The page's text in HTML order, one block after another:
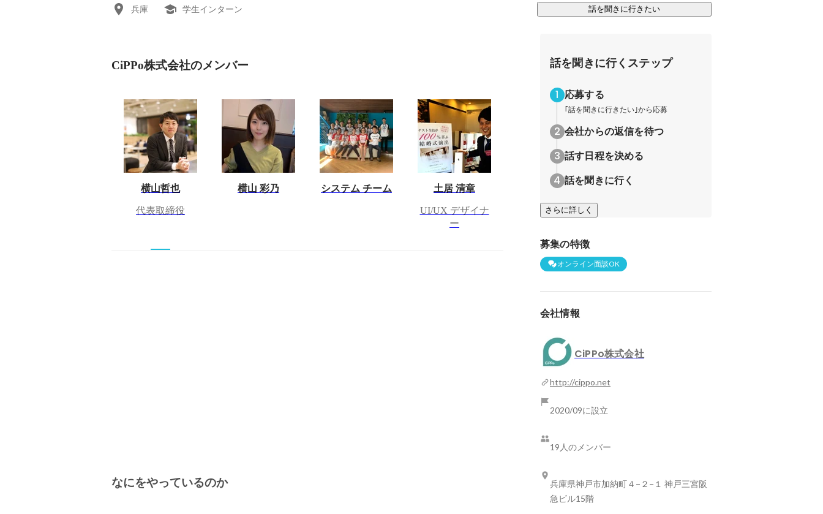
兵庫 学生インターン 話を聞きに行きたい
CiPPo株式会社のメンバー
横山哲也
代表取締役
横山 彩乃 システム チーム 土居 清章
UI/UX デザイナ
ー
なにをやっているのか
話を聞きに行くステップ
応募する
｢話を聞きに行きたい｣から応募
会社からの返信を待つ
話す日程を決める
話を聞きに行く
さらに詳しく
募集の特徴
オンライン面談OK
会社情報
CiPPo株式会社
http://cippo.net
2020/09に設立
19人のメンバー
兵庫県神戸市加納町４−２−１ 神戸三宮阪
急ビル15階